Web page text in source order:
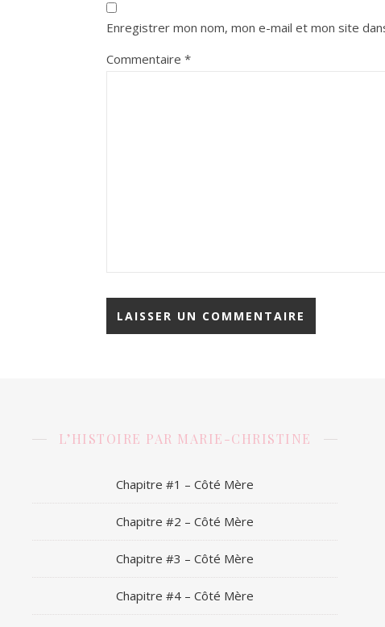
Enregistrer mon nom, mon e-mail et mon site
Commentaire *
L’HISTOIRE PAR MARIE-CHRISTINE
Chapitre #1 – Côté Mère
Chapitre #2 – Côté Mère
Chapitre #3 – Côté Mère
Chapitre #4 – Côté Mère